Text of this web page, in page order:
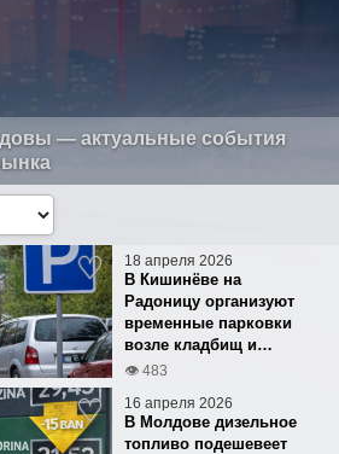
— актуальные события
18 апреля 2026
В Кишинёве на
Радоницу организуют
временные парковки
возле кладбищ и
ключевых зон
👁 483
16 апреля 2026
В Молдове дизельное
топливо подешевеет